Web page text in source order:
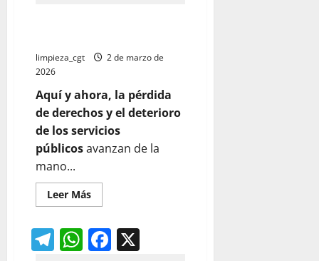
limpieza_cgt
2 de marzo de
2026
Aquí y ahora, la pérdida
de derechos y el deterioro
de los servicios
públicosavanzan de la
mano...
Leer MásLeer
más
8
de
marzo:
Telegram
WhatsApp
Facebook